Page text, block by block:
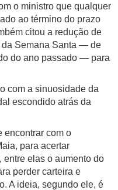
o ministro que qualquer
ao término do prazo
citou a redução de
da Semana Santa — de
do ano passado — para
com a sinuosidade da
escondido atrás da
encontrar com o
para acertar
entre elas o aumento do
perder carteira e
A ideia, segundo ele, é